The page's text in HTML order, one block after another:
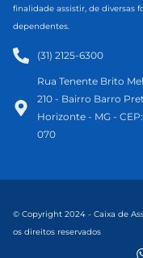
finalidade assistir, de diversas
dependentes.
(31) 2125-6300​
Rua Tenente Brito
210 - Bairro Barro
Horizonte - MG -
070
© Copyright 2024 - Caixa de
os direitos reservados